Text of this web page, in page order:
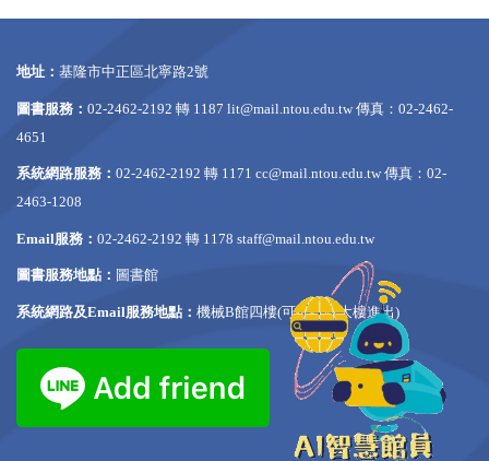
地址： 基隆市中正區北寧路2號
圖書服務： 02-2462-2192 轉 1187 lit@mail.ntou.edu.tw 傳真：02-2462-
4651
系統網路服務： 02-2462-2192 轉 1171 cc@mail.ntou.edu.tw 傳真：02-
2463-1208
Email服務： 02-2462-2192 轉 1178 staff@mail.ntou.edu.tw
圖書服務地點： 圖書館
系統網路及Email服務地點： 機械B館四樓(可從行政大樓進出)